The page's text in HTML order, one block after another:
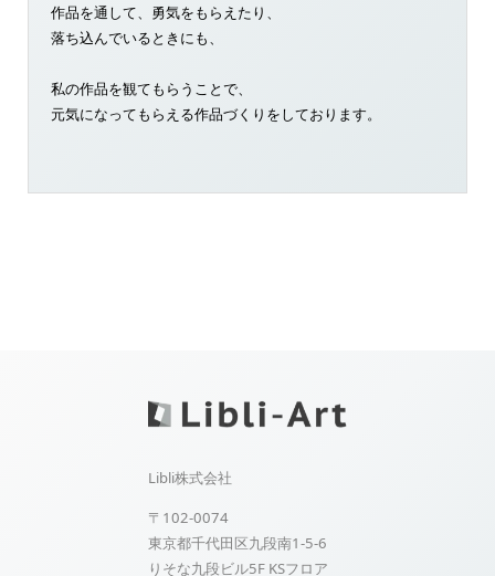
作品を通して、勇気をもらえたり、
落ち込んでいるときにも、
私の作品を観てもらうことで、
元気になってもらえる作品づくりをしております。
Libli株式会社
〒102-0074
東京都千代田区九段南1-5-6
りそな九段ビル5F KSフロア